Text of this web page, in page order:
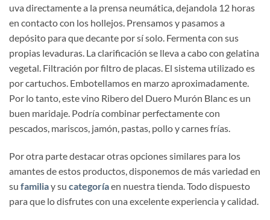
uva directamente a la prensa neumática, dejandola 12 horas
en contacto con los hollejos. Prensamos y pasamos a
depósito para que decante por sí solo. Fermenta con sus
propias levaduras. La clarificación se lleva a cabo con gelatina
vegetal. Filtración por filtro de placas. El sistema utilizado es
por cartuchos. Embotellamos en marzo aproximadamente.
Por lo tanto, este vino Ribero del Duero Murón Blanc es un
buen maridaje. Podría combinar perfectamente con
pescados, mariscos, jamón, pastas, pollo y carnes frías.
Por otra parte destacar otras opciones similares para los
amantes de estos productos, disponemos de más variedad en
su familiay su categoríaen nuestra tienda. Todo dispuesto
para que lo disfrutes con una excelente experiencia y calidad.